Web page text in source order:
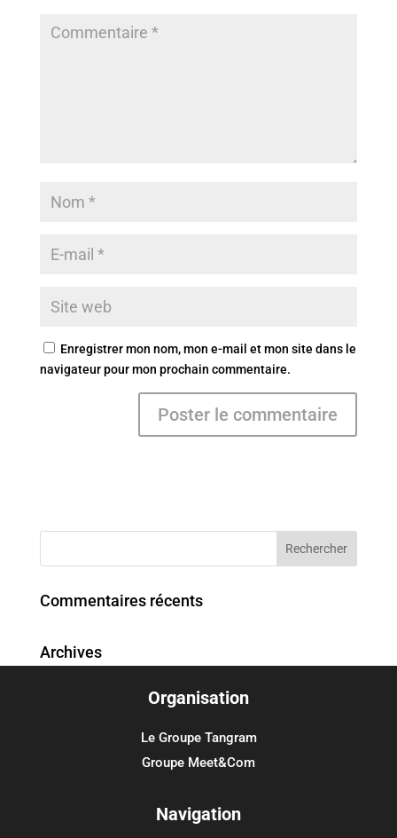
Enregistrer mon nom, mon e-mail et mon site dans le
navigateur pour mon prochain commentaire.
Commentaires récents
Archives
Organisation
Le Groupe Tangram
Groupe Meet&Com
Navigation